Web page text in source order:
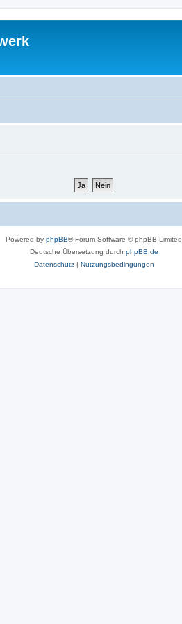
Powered by phpBB® Forum Software © phpBB Limited
Deutsche Übersetzung durch phpBB.de
Datenschutz| Nutzungsbedingungen